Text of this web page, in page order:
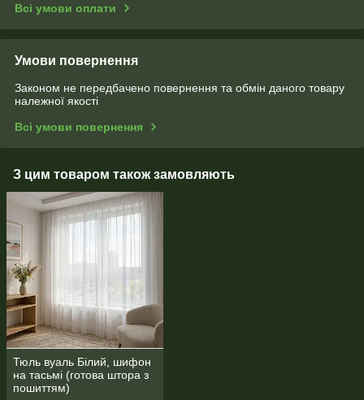
Всі умови оплати
Умови повернення
Законом не передбачено повернення та обмін даного товару
належної якості
Всі умови повернення
З цим товаром також замовляють
Тюль вуаль Білий, шифон
на тасьмі (готова штора з
пошиттям)